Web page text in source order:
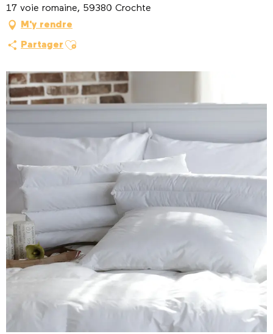
17 voie romaine, 59380 Crochte
M'y rendre
Partager Ajouter aux favoris